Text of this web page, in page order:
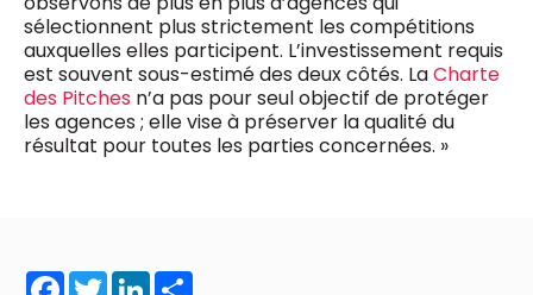
sélectionnent plus strictement les compétitions
auxquelles elles participent. L’investissement requis
est souvent sous-estimé des deux côtés. LaCharte
des Pitches n’a pas pour seul objectif de protéger
les agences ; elle vise à préserver la qualité du
résultat pour toutes les parties concernées. »
Facebook
TwitterLinkedIn